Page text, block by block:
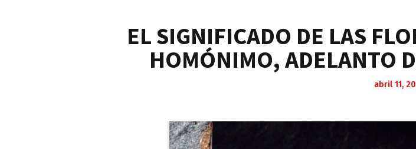
EL SIGNIFICADO DE LAS
HOMÓNIMO, ADELANTO
abril 11,